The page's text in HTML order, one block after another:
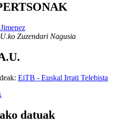
Zuzendari Nagusia
: EiTB - Euskal Irrati Telebista
datuak